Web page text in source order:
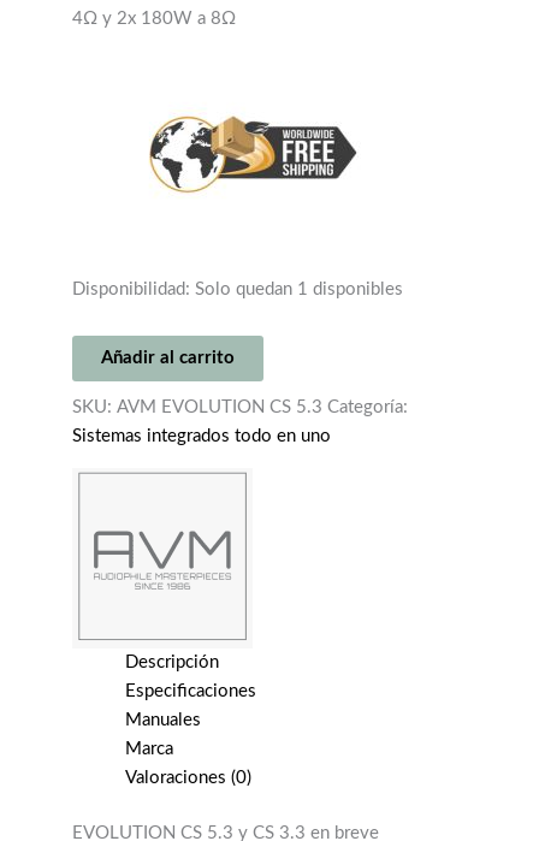
4Ω y 2x 180W a 8Ω
Disponibilidad: Solo quedan 1 disponibles
AVM
EVOLUTION
CS
5.3
Añadir al carrito
SKU: AVM EVOLUTION CS 5.3 Categoría:
Sistemas integrados todo en uno
Descripción
Especificaciones
Manuales
Marca
Valoraciones (0)
EVOLUTION CS 5.3 y CS 3.3 en breve